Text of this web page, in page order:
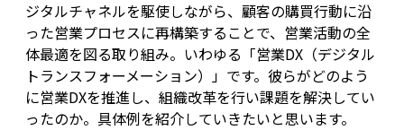
ジタルチャネルを駆使しながら、顧客の購買行動に沿
った営業プロセスに再構築することで、営業活動の全
体最適を図る取り組み。いわゆる「営業DX（デジタル
トランスフォーメーション）」です。彼らがどのよう
に営業DXを推進し、組織改革を行い課題を解決してい
ったのか。具体例を紹介していきたいと思います。